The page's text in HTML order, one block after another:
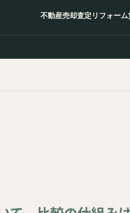
不動産売却査定 リフォーム